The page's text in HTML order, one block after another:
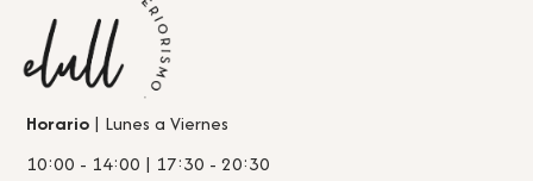
Horario | Lunes a Viernes
10:00 - 14:00 | 17:30 - 20:30